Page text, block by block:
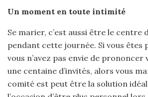
Un moment en toute intimité
Se marier, c’est aussi être le centre
pendant cette journée. Si vous êtes
vous n’avez pas envie de prononcer
une centaine d’invités, alors vous
comité est peut être la solution